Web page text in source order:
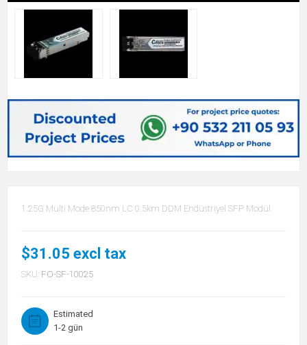
1.25G Multi Mode 850nm LC 0.5km DDM Endüstriyel SFP Modül
$31.05 excl tax
SKU: FO-SF-10025
Estimated
1-2 gün